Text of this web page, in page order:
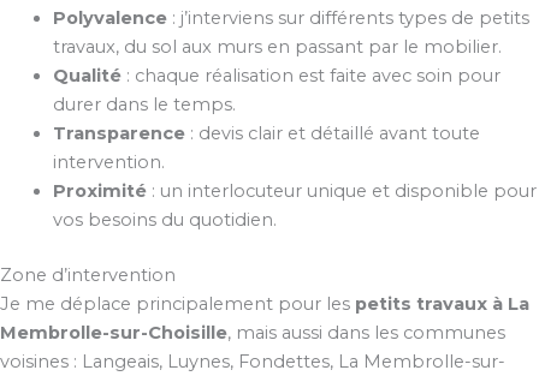
Polyvalence: j’interviens sur différents types de petits
travaux, du sol aux murs en passant par le mobilier.
Qualité: chaque réalisation est faite avec soin pour
durer dans le temps.
Transparence: devis clair et détaillé avant toute
intervention.
Proximité: un interlocuteur unique et disponible pour
vos besoins du quotidien.
Zone d’intervention
Je me déplace principalement pour les petits travaux à La
Membrolle-sur-Choisille, mais aussi dans les communes
voisines : Langeais, Luynes, Fondettes, La Membrolle-sur-